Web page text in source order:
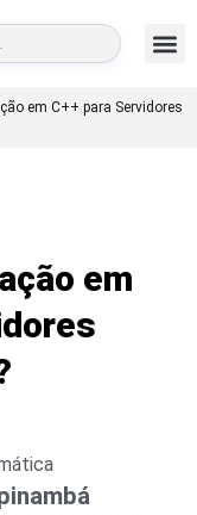
BUSCAR
em C++ para Servidores
em